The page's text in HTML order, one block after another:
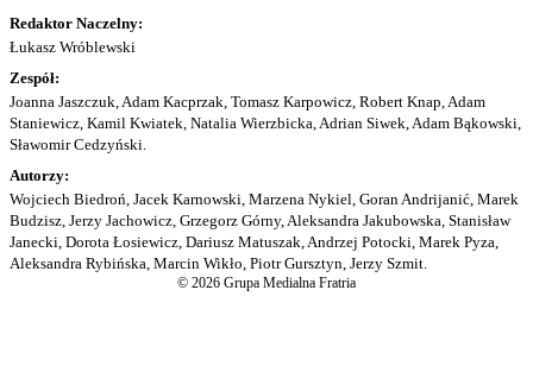
Redaktor Naczelny:
Łukasz Wróblewski
Zespół:
Joanna Jaszczuk, Adam Kacprzak, Tomasz Karpowicz, Robert Knap, Adam
Staniewicz, Kamil Kwiatek, Natalia Wierzbicka, Adrian Siwek, Adam Bąkowski,
Sławomir Cedzyński.
Autorzy:
Wojciech Biedroń, Jacek Karnowski, Marzena Nykiel, Goran Andrijanić, Marek
Budzisz, Jerzy Jachowicz, Grzegorz Górny, Aleksandra Jakubowska, Stanisław
Janecki, Dorota Łosiewicz, Dariusz Matuszak, Andrzej Potocki, Marek Pyza,
Aleksandra Rybińska, Marcin Wikło, Piotr Gursztyn, Jerzy Szmit.
© 2026 Grupa Medialna Fratria